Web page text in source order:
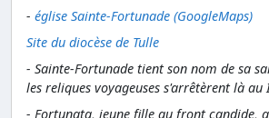
- église Sainte-Fortunade (GoogleMaps)
Site du diocèse de Tulle
- Sainte-Fortunade tient son nom de sa
les reliques voyageuses s'arrêtèrent là au
- Fortunata, jeune fille au front candide,